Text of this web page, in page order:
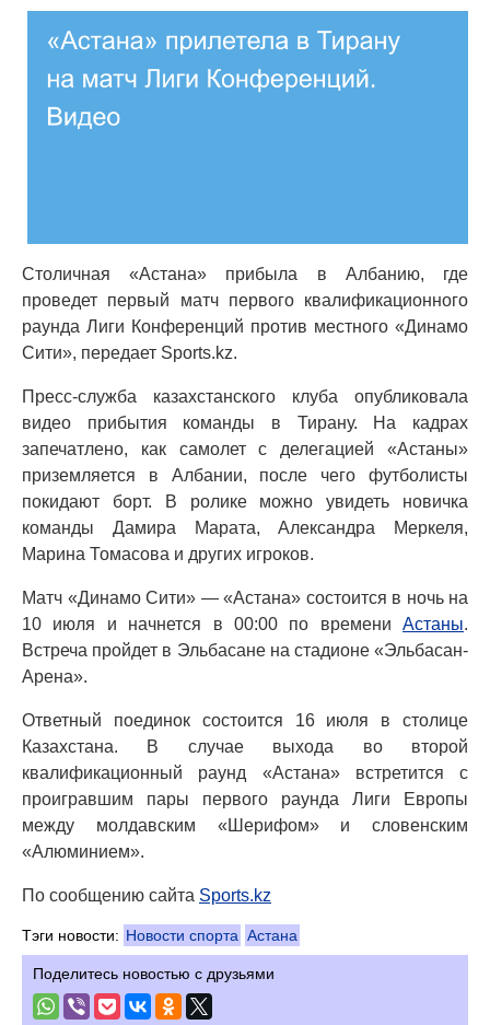
Столичная «Астана» прибыла в Албанию, где
проведет первый матч первого квалификационного
раунда Лиги Конференций против местного «Динамо
Сити», передает Sports.kz.
Пресс-служба казахстанского клуба опубликовала
видео прибытия команды в Тирану. На кадрах
запечатлено, как самолет с делегацией «Астаны»
приземляется в Албании, после чего футболисты
покидают борт. В ролике можно увидеть новичка
команды Дамира Марата, Александра Меркеля,
Марина Томасова и других игроков.
Матч «Динамо Сити» — «Астана» состоится в ночь на
10 июля и начнется в 00:00 по времени Астаны.
Встреча пройдет в Эльбасане на стадионе «Эльбасан-
Арена».
Ответный поединок состоится 16 июля в столице
Казахстана. В случае выхода во второй
квалификационный раунд «Астана» встретится с
проигравшим пары первого раунда Лиги Европы
между молдавским «Шерифом» и словенским
«Алюминием».
По сообщению сайта Sports.kz
Тэги новости: Новости спорта Астана
Поделитесь новостью с друзьями